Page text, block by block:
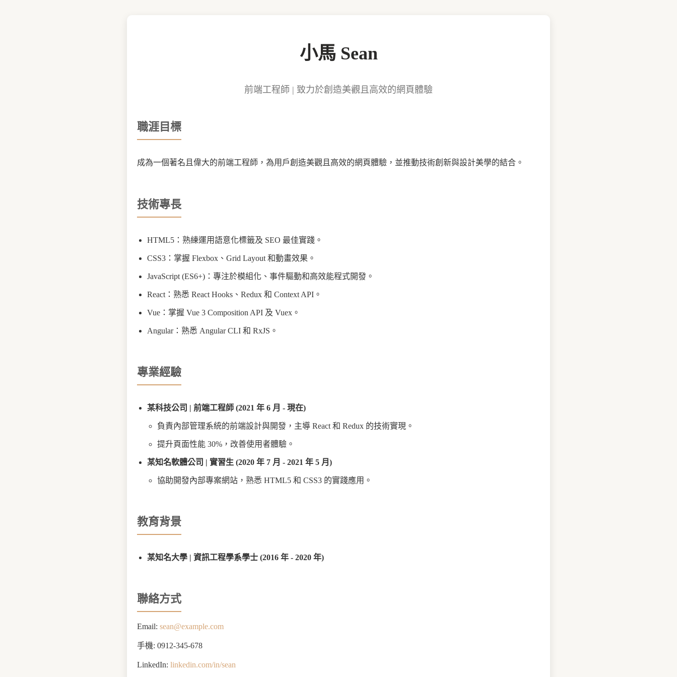
小馬 Sean
前端工程師 | 致力於創造美觀且高效的網頁體驗
職涯目標
成為一個著名且偉大的前端工程師，為用戶創造美觀且高效的網頁體驗，並推動技術創新與設計美學的結合。
技術專長
HTML5：熟練運用語意化標籤及 SEO 最佳實踐。
CSS3：掌握 Flexbox、Grid Layout 和動畫效果。
JavaScript (ES6+)：專注於模組化、事件驅動和高效能程式開發。
React：熟悉 React Hooks、Redux 和 Context API。
Vue：掌握 Vue 3 Composition API 及 Vuex。
Angular：熟悉 Angular CLI 和 RxJS。
專業經驗
某科技公司 | 前端工程師 (2021 年 6 月 - 現在)
負責內部管理系統的前端設計與開發，主導 React 和 Redux 的技術實現。
提升頁面性能 30%，改善使用者體驗。
某知名軟體公司 | 實習生 (2020 年 7 月 - 2021 年 5 月)
協助開發內部專案網站，熟悉 HTML5 和 CSS3 的實踐應用。
教育背景
某知名大學 | 資訊工程學系學士 (2016 年 - 2020 年)
聯絡方式
Email: sean@example.com
手機: 0912-345-678
LinkedIn: linkedin.com/in/sean